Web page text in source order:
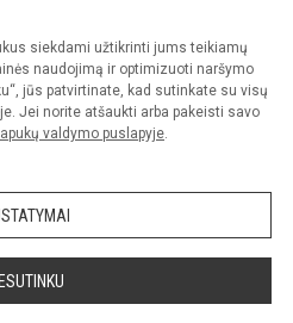
siekdami užtikrinti jums teikiamų
naudojimą ir optimizuoti naršymo
jūs patvirtinate, kad sutinkate su visų
Jei norite atšaukti arba pakeisti savo
valdymo puslapyje.
„Ežerėlis“. Visos teisės saugomos.
sutikimo griežtai draudžiama.
Slapukų valdymas